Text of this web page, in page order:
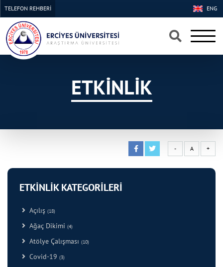
×
×
ENG
TELEFON REHBERİ
ETKİNLİK
- A +
ETKİNLİK KATEGORİLERİ
Açılış (18)
Ağaç Dikimi (4)
Atölye Çalışması (10)
Covid-19 (3)